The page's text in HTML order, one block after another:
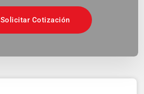
Solicitar Cotización